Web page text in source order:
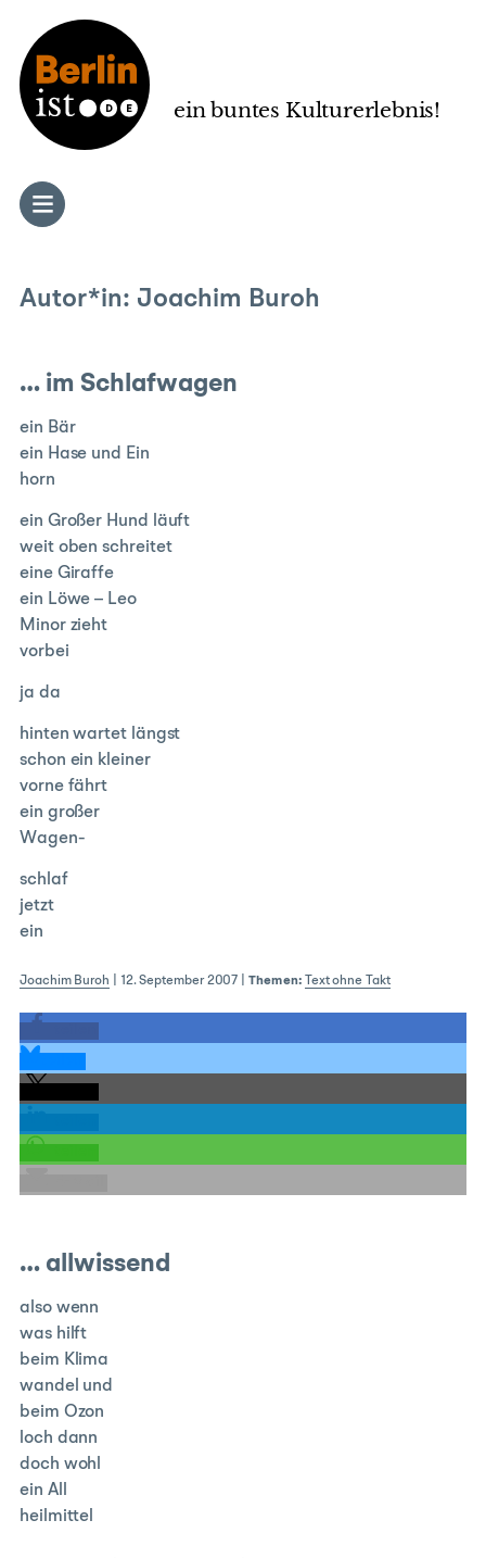
ein buntes Kulturerlebnis!
Autor*in: Joachim Buroh
… im Schlafwagen
ein Bär
ein Hase und Ein
horn
ein Großer Hund läuft
weit oben schreitet
eine Giraffe
ein Löwe – Leo
Minor zieht
vorbei
ja da
hinten wartet längst
schon ein kleiner
vorne fährt
ein großer
Wagen-
schlaf
jetzt
ein
Joachim Buroh 12. September 2007 |Themen: Text ohne Takt
… allwissend
also wenn
was hilft
beim Klima
wandel und
beim Ozon
loch dann
doch wohl
ein All
heilmittel